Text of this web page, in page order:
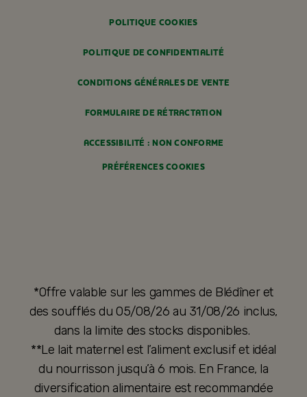
POLITIQUE COOKIES
POLITIQUE DE CONFIDENTIALITÉ
CONDITIONS GÉNÉRALES DE VENTE
FORMULAIRE DE RÉTRACTATION
ACCESSIBILITÉ : NON CONFORME
PRÉFÉRENCES COOKIES
*Offre valable sur les gammes de Blédîner et
des soufflés du 05/08/26 au 31/08/26 inclus,
dans la limite des stocks disponibles.
**Le lait maternel est l’aliment exclusif et idéal
du nourrisson jusqu’à 6 mois. En France, la
diversification alimentaire est recommandée